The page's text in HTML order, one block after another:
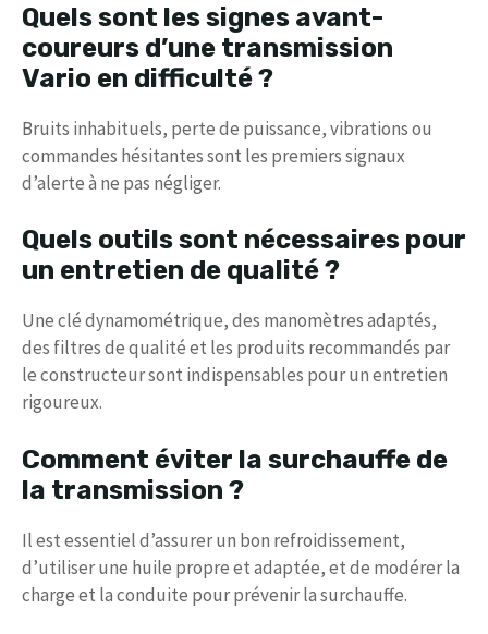
Quels sont les signes avant-
coureurs d’une transmission
Vario en difficulté ?
Bruits inhabituels, perte de puissance, vibrations ou
commandes hésitantes sont les premiers signaux
d’alerte à ne pas négliger.
Quels outils sont nécessaires pour
un entretien de qualité ?
Une clé dynamométrique, des manomètres adaptés,
des filtres de qualité et les produits recommandés par
le constructeur sont indispensables pour un entretien
rigoureux.
Comment éviter la surchauffe de
la transmission ?
Il est essentiel d’assurer un bon refroidissement,
d’utiliser une huile propre et adaptée, et de modérer la
charge et la conduite pour prévenir la surchauffe.